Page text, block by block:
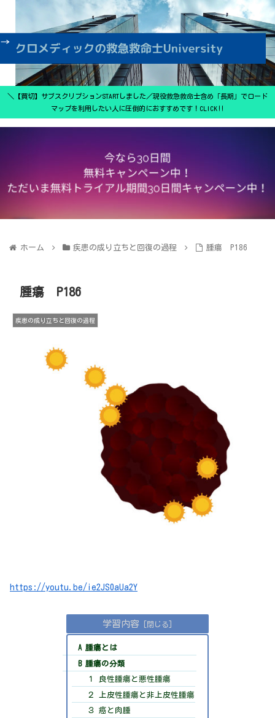
＼【買切】サブスクリプションSTARTしました／現役救急救命士含め「長期」でロード
マップを利用したい人に圧倒的におすすめです！CLICK‼
ホーム 疾患の成り立ちと回復の過程 腫瘍 P186
腫瘍 P186
疾患の成り立ちと回復の過程
https://youtu.be/ie2JS0aUa2Y
学習内容
A 腫瘍とは
B 腫瘍の分類
１ 良性腫瘍と悪性腫瘍
２ 上皮性腫瘍と非上皮性腫瘍
３ 癌と肉腫